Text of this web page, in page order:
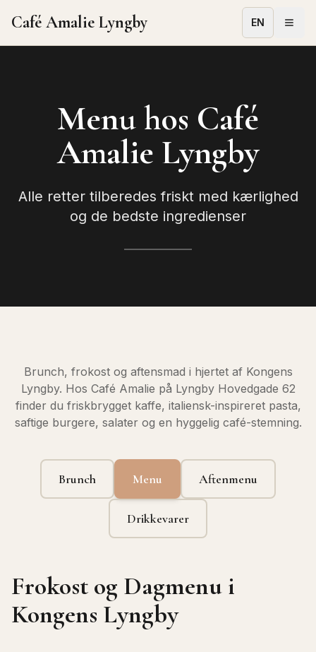
Café Amalie Lyngby EN
Menu hos Café
Amalie Lyngby
Alle retter tilberedes friskt med kærlighed
og de bedste ingredienser
Brunch, frokost og aftensmad i hjertet af Kongens
Lyngby. Hos Café Amalie på Lyngby Hovedgade 62
finder du friskbrygget kaffe, italiensk-inspireret pasta,
saftige burgere, salater og en hyggelig café-stemning.
Brunch Menu Aftenmenu
Drikkevarer
Frokost og Dagmenu i
Kongens Lyngby